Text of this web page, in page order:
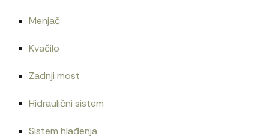
Menjač
Kvačilo
Zadnji most
Hidraulični sistem
Sistem hlađenja